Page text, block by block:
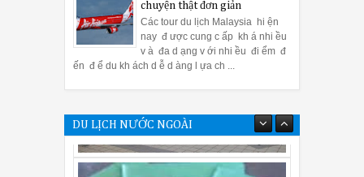
chuyện thật đơn giản
Các tour du lịch Malaysia hi ện
nay đ ược cung c ấp kh á nhi ều
v à đa d ạng v ới nhi ều đi ểm đ
ến đ ể du kh ách d ễ d àng l ựa ch ...
DU LỊCH NƯỚC NGOÀI